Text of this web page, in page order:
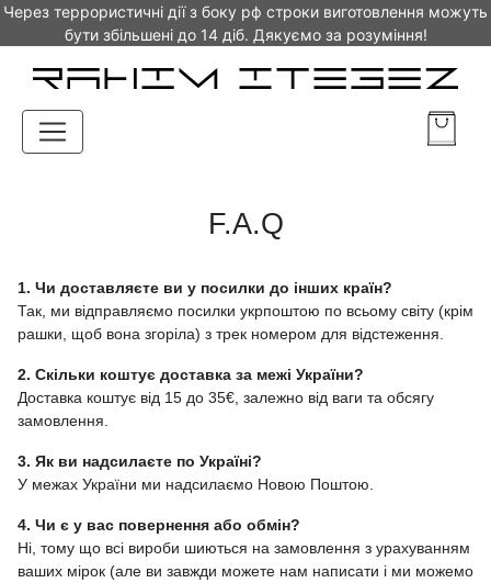
Через террористичні дії з боку рф строки виготовлення можуть
бути збільшені до 14 діб. Дякуємо за розуміння!
F.A.Q
1. Чи доставляєте ви у посилки до інших країн?
Так, ми відправляємо посилки укрпоштою по всьому світу (крім
рашки, щоб вона згоріла) з трек номером для відстеження.
2. Скільки коштує доставка за межі України?
Доставка коштує від 15 до 35€, залежно від ваги та обсягу
замовлення.
3. Як ви надсилаєте по Україні?
У межах України ми надсилаємо Новою Поштою.
4. Чи є у вас повернення або обмін?
Ні, тому що всі вироби шиються на замовлення з урахуванням
ваших мірок (але ви завжди можете нам написати і ми можемо